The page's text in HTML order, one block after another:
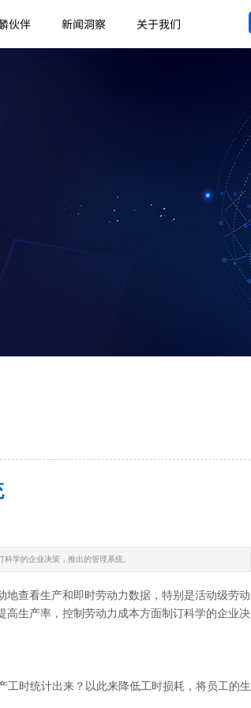
伙伴 新闻洞察 关于我们
学的企业决策，推出的管理系统。
地查看生产和即时劳动力数据，特别是活动级劳动
生产率，控制劳动力成本方面制订科学的企业决
工时统计出来？以此来降低工时损耗， 将员工的生